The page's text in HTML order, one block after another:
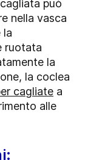
può
nella vasca
la
ruotata
la
la coclea
cagliate a
alle